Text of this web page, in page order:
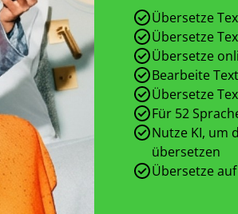
Übersetze
Übersetze
Übersetze
Bearbeite
Übersetze
Für 52
Nutze KI, um
übersetzen
Übersetze